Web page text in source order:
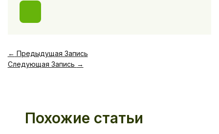
← Предыдущая Запись
Следующая Запись →
Похожие статьи